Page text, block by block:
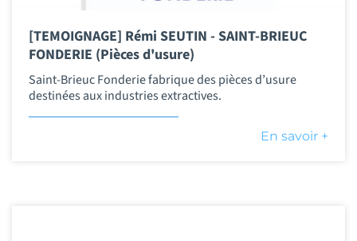
[TEMOIGNAGE] Rémi SEUTIN - SAINT-BRIEUC
FONDERIE (Pièces d'usure)
Saint-Brieuc Fonderie fabrique des pièces d’usure
destinées aux industries extractives.
En savoir +